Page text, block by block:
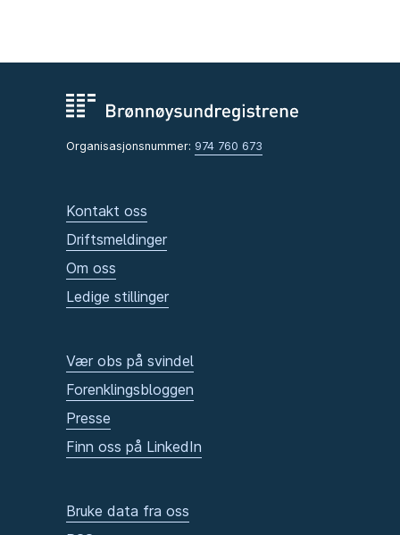
Organisasjonsnummer: 974 760 673
Kontakt oss
Driftsmeldinger
Om oss
Ledige stillinger
Vær obs på svindel
Forenklingsbloggen
Presse
Finn oss på LinkedIn
Bruke data fra oss